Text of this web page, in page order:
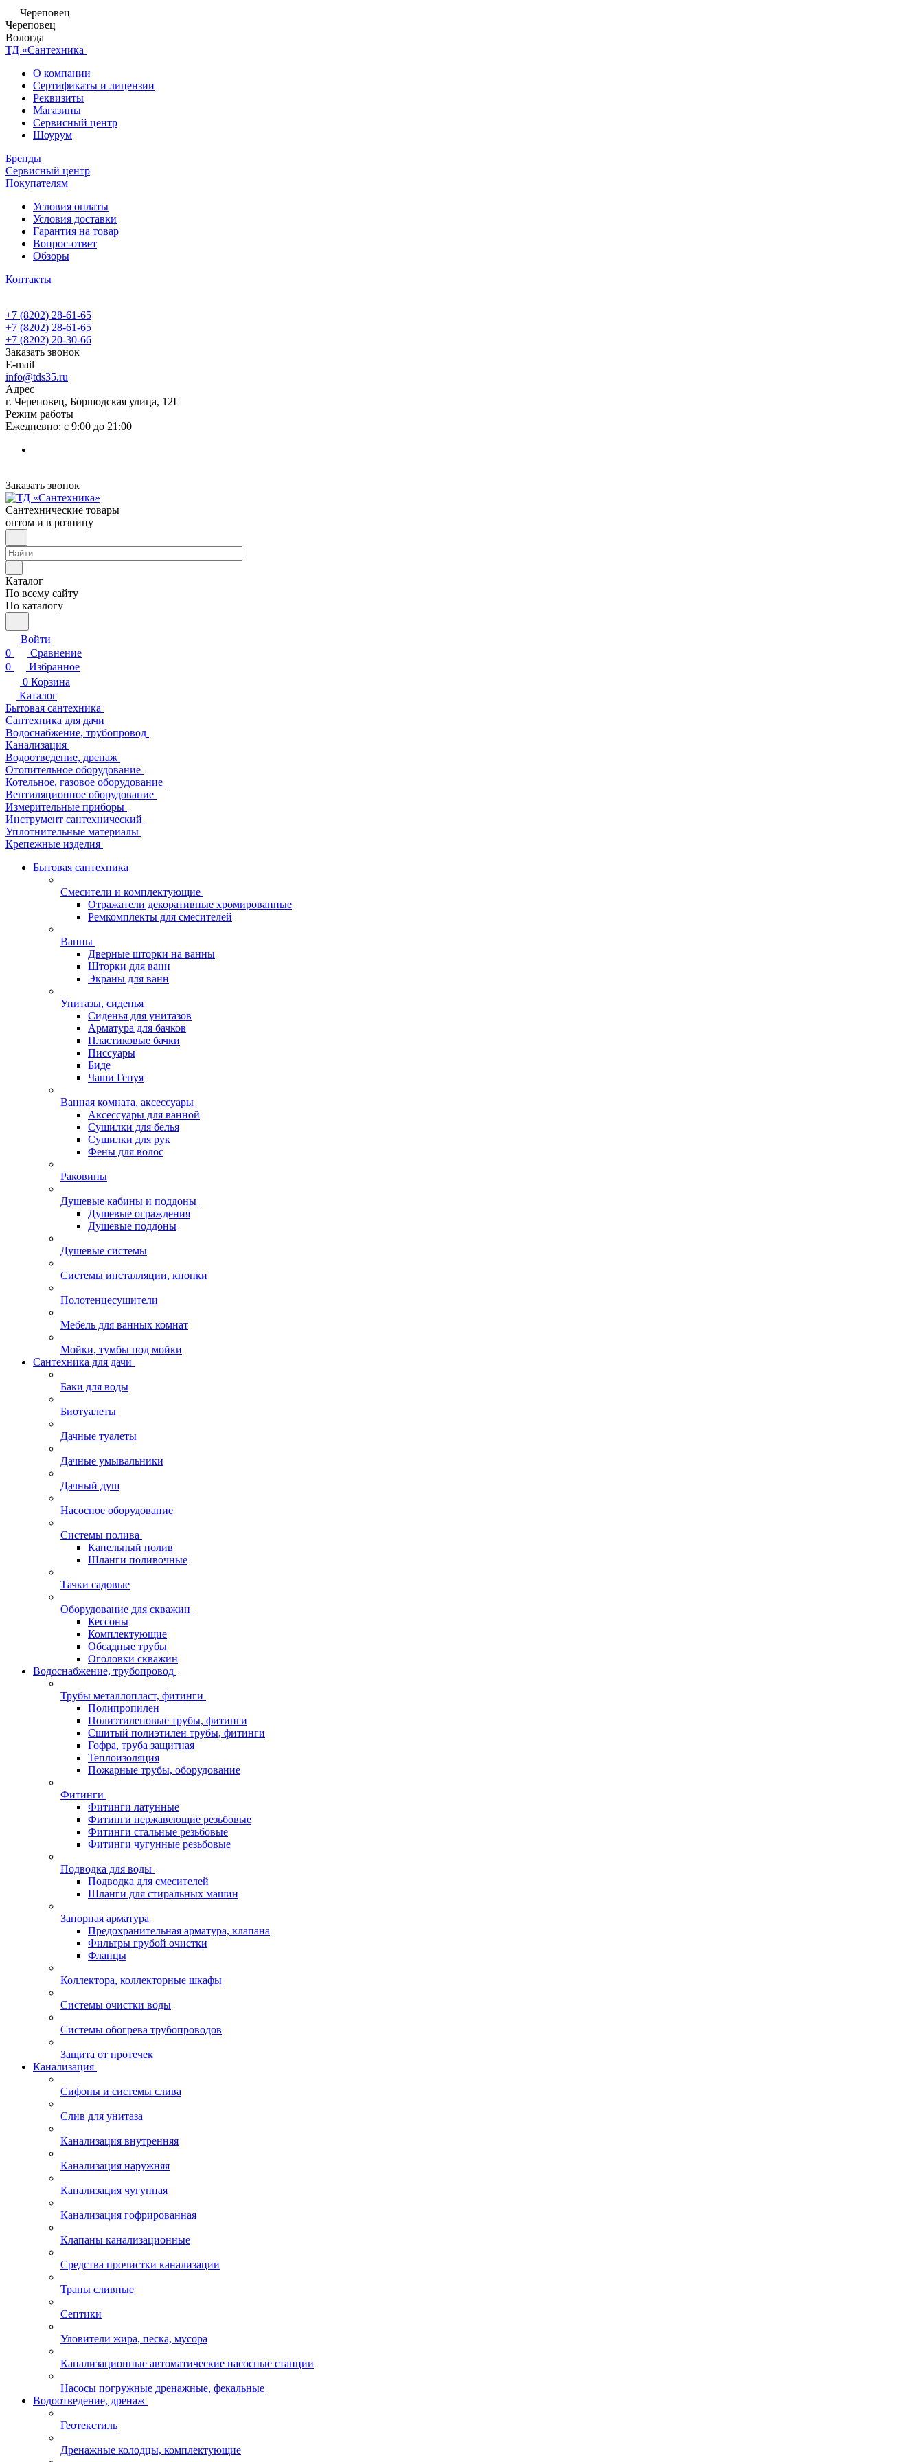
Череповец
Череповец
Вологда
ТД «Сантехника
О компании
Сертификаты и лицензии
Реквизиты
Магазины
Сервисный центр
Шоурум
Бренды
Сервисный центр
Покупателям
Условия оплаты
Условия доставки
Гарантия на товар
Вопрос-ответ
Обзоры
Контакты
+7 (8202) 28‑61-65
+7 (8202) 28‑61-65
+7 (8202) 20‑30-66
Заказать звонок
E-mail
info@tds35.ru
Адрес
г. Череповец, Боршодская улица, 12Г
Режим работы
Ежедневно: с 9:00 до 21:00
Заказать звонок
Сантехнические товары
оптом и в розницу
Каталог
По всему сайту
По каталогу
Войти
0
Сравнение
0
Избранное
0 Корзина
Каталог
Бытовая сантехника
Сантехника для дачи
Водоснабжение, трубопровод
Канализация
Водоотведение, дренаж
Отопительное оборудование
Котельное, газовое оборудование
Вентиляционное оборудование
Измерительные приборы
Инструмент сантехнический
Уплотнительные материалы
Крепежные изделия
Бытовая сантехника
Смесители и комплектующие
Отражатели декоративные хромированные
Ремкомплекты для смесителей
Ванны
Дверные шторки на ванны
Шторки для ванн
Экраны для ванн
Унитазы, сиденья
Сиденья для унитазов
Арматура для бачков
Пластиковые бачки
Писсуары
Биде
Чаши Генуя
Ванная комната, аксессуары
Аксессуары для ванной
Сушилки для белья
Сушилки для рук
Фены для волос
Раковины
Душевые кабины и поддоны
Душевые ограждения
Душевые поддоны
Душевые системы
Системы инсталляции, кнопки
Полотенцесушители
Мебель для ванных комнат
Мойки, тумбы под мойки
Сантехника для дачи
Баки для воды
Биотуалеты
Дачные туалеты
Дачные умывальники
Дачный душ
Насосное оборудование
Системы полива
Капельный полив
Шланги поливочные
Тачки садовые
Оборудование для скважин
Кессоны
Комплектующие
Обсадные трубы
Оголовки скважин
Водоснабжение, трубопровод
Трубы металлопласт, фитинги
Полипропилен
Полиэтиленовые трубы, фитинги
Сшитый полиэтилен трубы, фитинги
Гофра, труба защитная
Теплоизоляция
Пожарные трубы, оборудование
Фитинги
Фитинги латунные
Фитинги нержавеющие резьбовые
Фитинги стальные резьбовые
Фитинги чугунные резьбовые
Подводка для воды
Подводка для смесителей
Шланги для стиральных машин
Запорная арматура
Предохранительная арматура, клапана
Фильтры грубой очистки
Фланцы
Коллектора, коллекторные шкафы
Системы очистки воды
Системы обогрева трубопроводов
Защита от протечек
Канализация
Сифоны и системы слива
Слив для унитаза
Канализация внутренняя
Канализация наружняя
Канализация чугунная
Канализация гофрированная
Клапаны канализационные
Средства прочистки канализации
Трапы сливные
Септики
Уловители жира, песка, мусора
Канализационные автоматические насосные станции
Насосы погружные дренажные, фекальные
Водоотведение, дренаж
Геотекстиль
Дренажные колодцы, комплектующие